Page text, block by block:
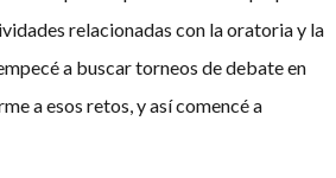
relacionadas con la oratoria y la
a buscar torneos de debate en
a esos retos, y así comencé a